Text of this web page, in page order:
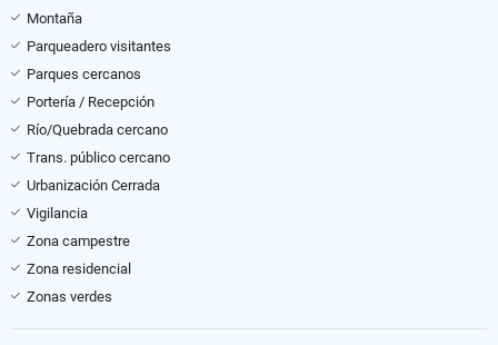
Montaña
Parqueadero visitantes
Parques cercanos
Portería / Recepción
Río/Quebrada cercano
Trans. público cercano
Urbanización Cerrada
Vigilancia
Zona campestre
Zona residencial
Zonas verdes